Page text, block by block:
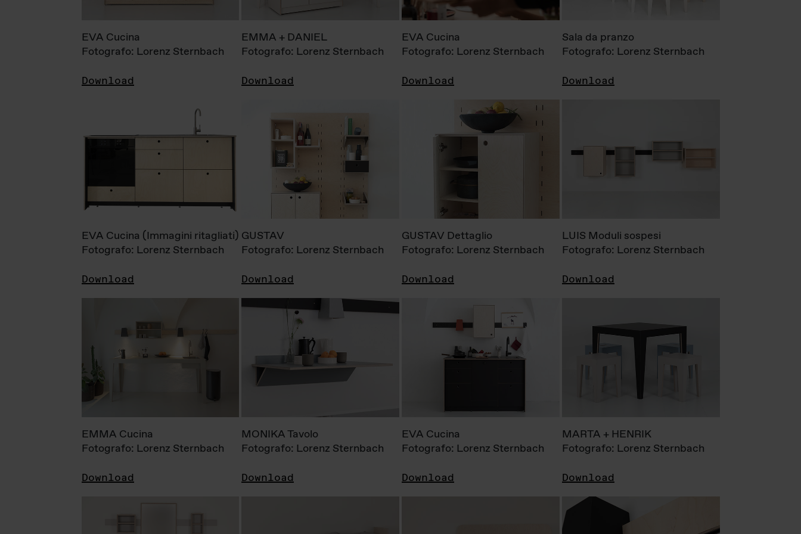
EVA Cucina
Fotografo: Lorenz Sternbach
Download
EMMA + DANIEL
Fotografo: Lorenz Sternbach
Download
EVA Cucina
Fotografo: Lorenz Sternbach
Download
Sala da pranzo
Fotografo: Lorenz Sternbach
Download
EVA Cucina (Immagini ritagliati)
Fotografo: Lorenz Sternbach
Download
GUSTAV
Fotografo: Lorenz Sternbach
Download
GUSTAV Dettaglio
Fotografo: Lorenz Sternbach
Download
LUIS Moduli sospesi
Fotografo: Lorenz Sternbach
Download
EMMA Cucina
Fotografo: Lorenz Sternbach
Download
MONIKA Tavolo
Fotografo: Lorenz Sternbach
Download
EVA Cucina
Fotografo: Lorenz Sternbach
Download
MARTA + HENRIK
Fotografo: Lorenz Sternbach
Download